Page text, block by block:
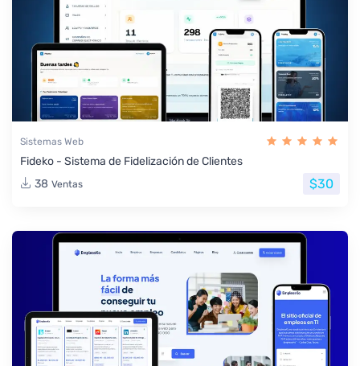
Sistemas Web
Fideko - Sistema de Fidelización de Clientes
38 Ventas $30